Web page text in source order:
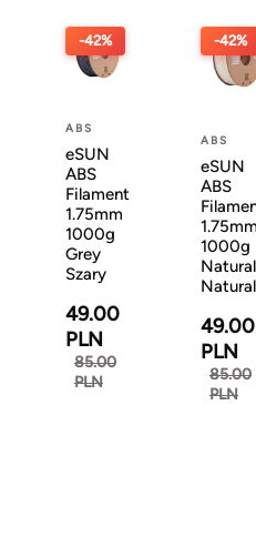
-42%
ABS
eSUN
ABS
Filament
1.75mm
1000g
Grey
Szary
49.00
PLN
85.00
PLN
-42%
ABS
eSUN
ABS
1000g
Natural
49.00
PLN
85.00
PLN